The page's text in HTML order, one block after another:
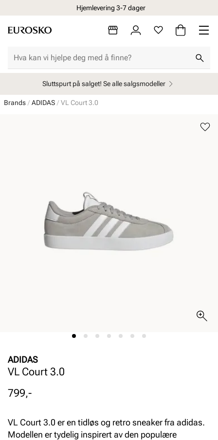
Hjemlevering 3-7 dager
Sluttspurt på salget! Se alle salgsmodeller
Brands ADIDAS VL Court 3.0
ADIDAS
VL Court 3.0
Pris
799,-
VL Court 3.0 er en tidløs og retro sneaker fra adidas.
Modellen er tydelig inspirert av den populære